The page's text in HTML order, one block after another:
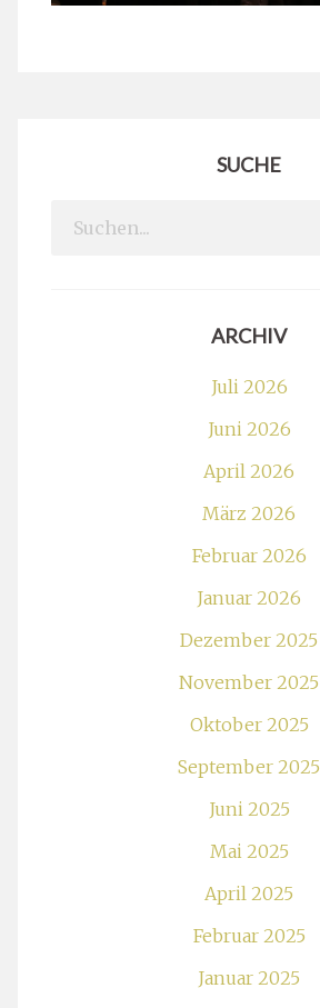
SUCHE
Search
ARCHIV
Juli 2026
Juni 2026
April 2026
März 2026
Februar 2026
Januar 2026
Dezember 2025
November 2025
Oktober 2025
September 2025
Juni 2025
Mai 2025
April 2025
Februar 2025
Januar 2025